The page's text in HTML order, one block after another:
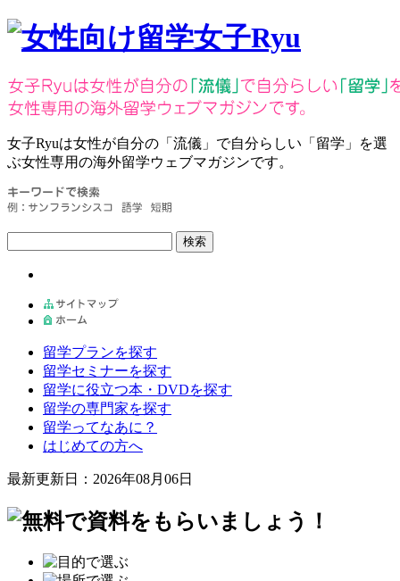
女子Ryuは女性が自分の 「流儀」 で自分らしい 「留学」
を選
ぶ女性専用の海外留学ウェブマガジンです。
検索
留学プランを探す
留学セミナーを探す
留学に役立つ本・DVDを探す
留学の専門家を探す
留学ってなあに？
はじめての方へ
最新更新日：2026年08月06日